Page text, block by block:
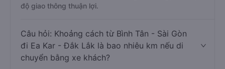
độ giao thông thuận lợi.
Câu hỏi: Khoảng cách từ Bình Tân - Sài Gòn
đi Ea Kar - Đắk Lắk là bao nhiêu km nếu di
chuyển bằng xe khách?